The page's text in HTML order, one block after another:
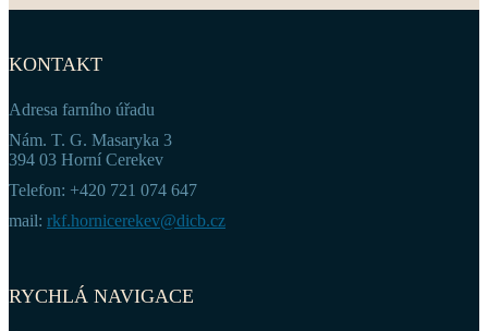
KONTAKT
Adresa farního úřadu
Nám. T. G. Masaryka 3
394 03 Horní Cerekev
Telefon: +420 721 074 647
mail: rkf.hornicerekev@dicb.cz
RYCHLÁ NAVIGACE